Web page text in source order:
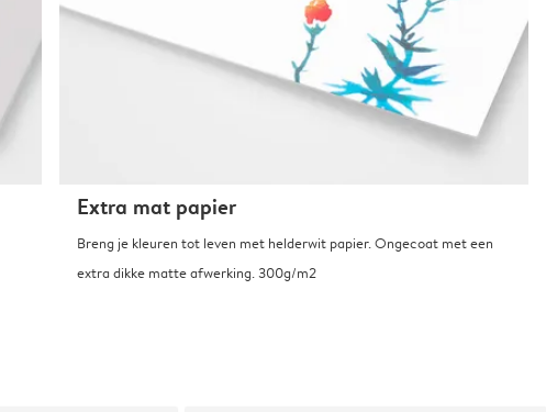
Extra mat papier
Breng je kleuren tot leven met helderwit papier. Ongecoat met een
extra dikke matte afwerking. 300g/m2